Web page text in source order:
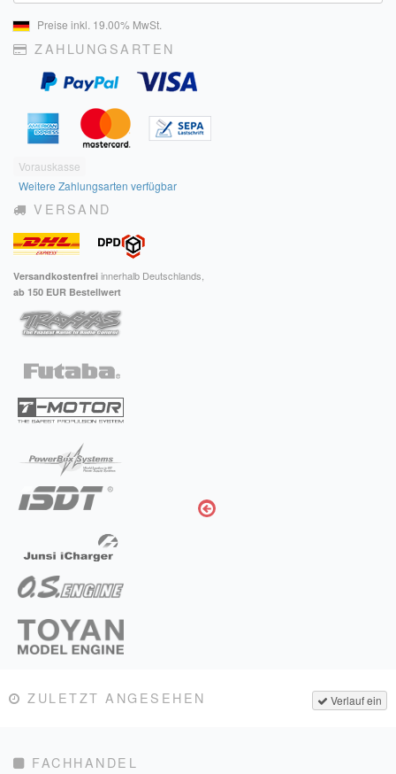
Preise inkl. 19.00% MwSt.
ZAHLUNGSARTEN
Vorauskasse
Weitere Zahlungsarten verfügbar
VERSAND
Versandkostenfrei innerhalb Deutschlands,
ab 150 EUR Bestellwert
Verlauf ein
ZULETZT ANGESEHEN
FACHHANDEL